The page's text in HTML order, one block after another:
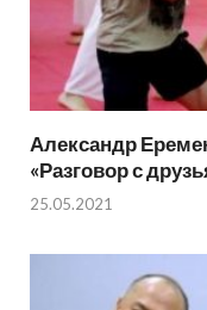
Александр
«Разговор с
25.05.2021